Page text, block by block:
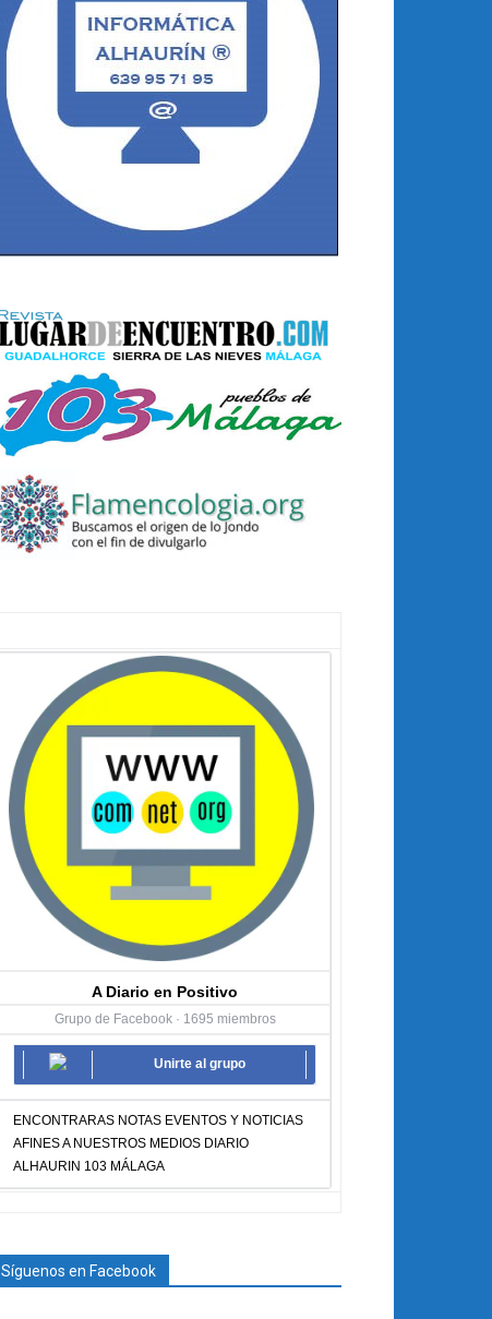
A Diario en Positivo
Grupo de Facebook · 1695 miembros
Unirte al grupo
ENCONTRARAS NOTAS EVENTOS Y NOTICIAS
AFINES A NUESTROS MEDIOS DIARIO
ALHAURIN 103 MÁLAGA
Síguenos en Facebook